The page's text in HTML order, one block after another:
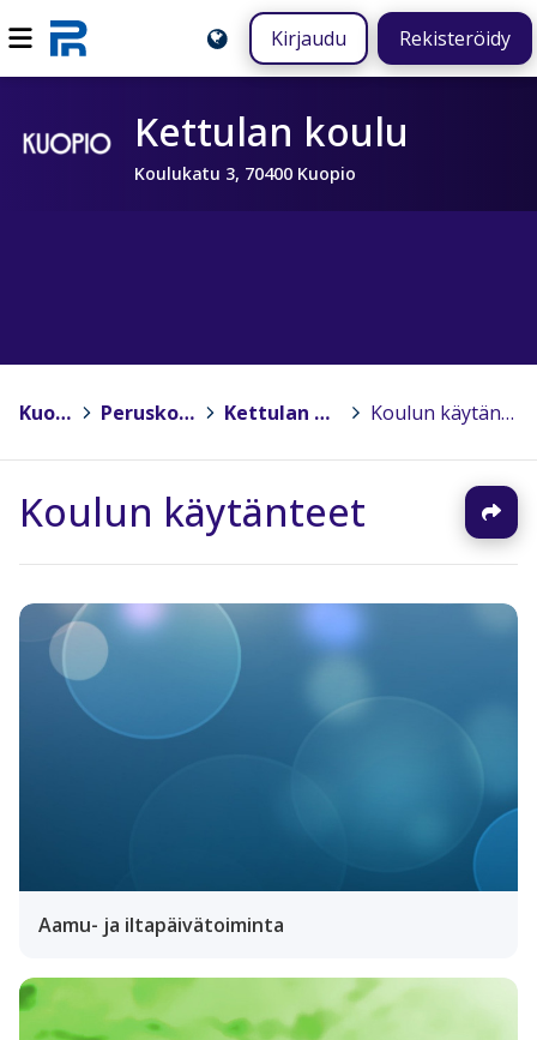
Kirjaudu Rekisteröidy
Kettulan koulu
Koulukatu 3, 70400 Kuopio
Kuopio > Peruskoulut > Kettulan koulu > Koulun käytänteet
Koulun käytänteet
Aamu- ja iltapäivätoiminta